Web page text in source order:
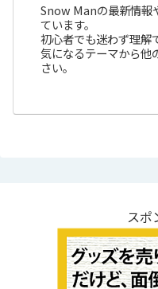
Snow Manの最新情報
ています。
初心者でも迷わず理解
気になるテーマから他
さい。
スポ